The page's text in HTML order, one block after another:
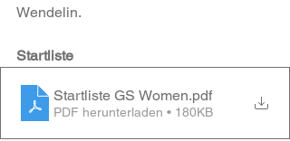
Wendelin.
Startliste
Startliste GS Women.pdf
PDF herunterladen • 180KB